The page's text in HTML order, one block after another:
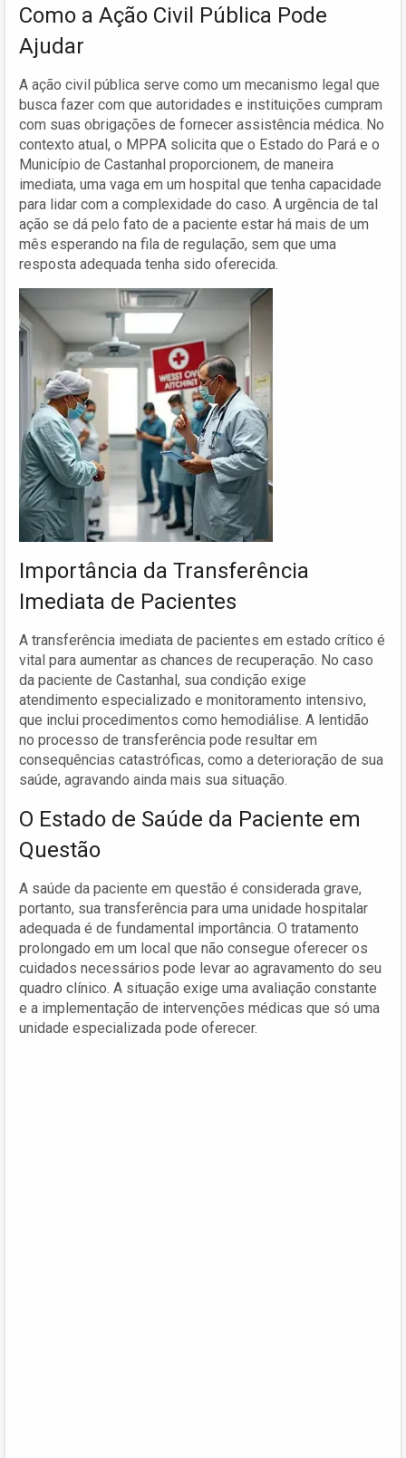
Como a Ação Civil Pública Pode
Ajudar
A ação civil pública serve como um mecanismo legal que
busca fazer com que autoridades e instituições cumpram
com suas obrigações de fornecer assistência médica. No
contexto atual, o MPPA solicita que o Estado do Pará e o
Município de Castanhal proporcionem, de maneira
imediata, uma vaga em um hospital que tenha capacidade
para lidar com a complexidade do caso. A urgência de tal
ação se dá pelo fato de a paciente estar há mais de um
mês esperando na fila de regulação, sem que uma
resposta adequada tenha sido oferecida.
Importância da Transferência
Imediata de Pacientes
A transferência imediata de pacientes em estado crítico é
vital para aumentar as chances de recuperação. No caso
da paciente de Castanhal, sua condição exige
atendimento especializado e monitoramento intensivo,
que inclui procedimentos como hemodiálise. A lentidão
no processo de transferência pode resultar em
consequências catastróficas, como a deterioração de sua
saúde, agravando ainda mais sua situação.
O Estado de Saúde da Paciente em
Questão
A saúde da paciente em questão é considerada grave,
portanto, sua transferência para uma unidade hospitalar
adequada é de fundamental importância. O tratamento
prolongado em um local que não consegue oferecer os
cuidados necessários pode levar ao agravamento do seu
quadro clínico. A situação exige uma avaliação constante
e a implementação de intervenções médicas que só uma
unidade especializada pode oferecer.